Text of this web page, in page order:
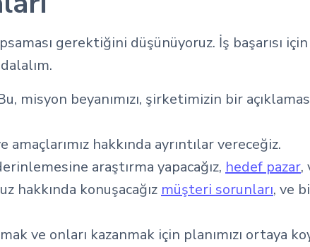
gerektiğini düşünüyoruz. İş başarısı
misyon beyanımızı, şirketimizin bir
hakkında ayrıntılar vereceğiz.
araştırma yapacağız, hedef pazar,
hakkında konuşacağız müşteri sorunları, ve
ve onları kazanmak için planımızı ortaya